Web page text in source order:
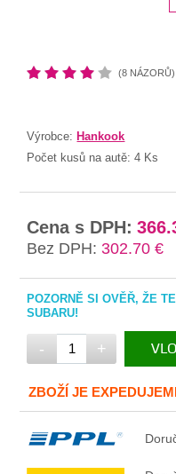
(8 NÁZORŮ)
Výrobce: Hankook
Počet kusů na autě:4 Ks
Cena s DPH:
Bez DPH: 302.70 €
POZORNĚ SI OVĚŘ, ŽE
SUBARU!
- +
ZBOŽÍ JE